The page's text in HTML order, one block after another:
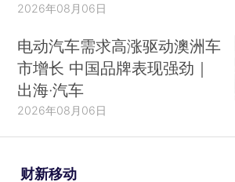
2026年08月06日
电动汽车需求高涨驱动澳洲车
市增长 中国品牌表现强劲｜
出海·汽车
2026年08月06日
财新移动